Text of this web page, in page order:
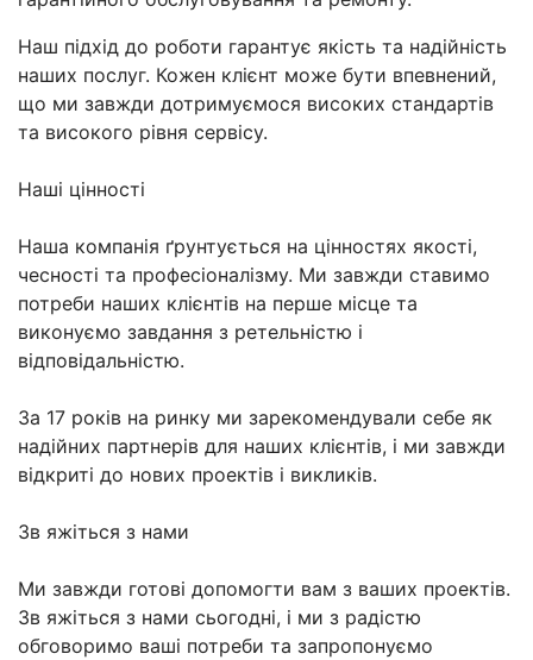
Наш підхід до роботи гарантує якість та надійність
наших послуг. Кожен клієнт може бути впевнений,
що ми завжди дотримуємося високих стандартів
та високого рівня сервісу.
Наші цінності
Наша компанія ґрунтується на цінностях якості,
чесності та професіоналізму. Ми завжди ставимо
потреби наших клієнтів на перше місце та
виконуємо завдання з ретельністю і
відповідальністю.
За 17 років на ринку ми зарекомендували себе як
надійних партнерів для наших клієнтів, і ми завжди
відкриті до нових проектів і викликів.
Зв яжіться з нами
Ми завжди готові допомогти вам з ваших проектів.
Зв яжіться з нами сьогодні, і ми з радістю
обговоримо ваші потреби та запропонуємо